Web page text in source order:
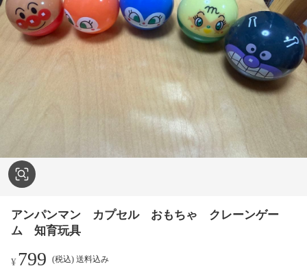
アンパンマン カプセル おもちゃ クレーンゲー
ム 知育玩具
¥799 (税込) 送料込み